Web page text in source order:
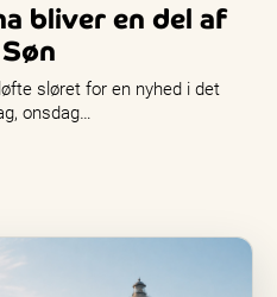
bliver en del af
sløret for en nyhed i det
onsdag…